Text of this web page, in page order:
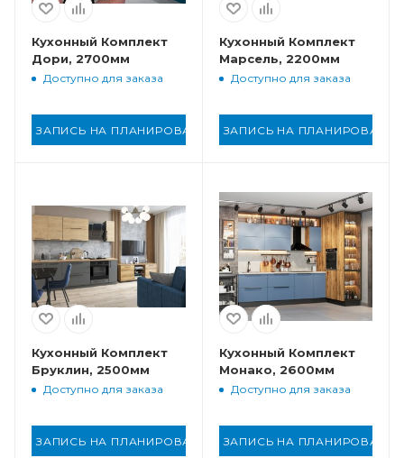
Кухонный Комплект
Дори, 2700мм
Доступно для заказа
ЗАПИСЬ НА ПЛАНИРОВАНИЕ
Кухонный Комплект
Марсель, 2200мм
Доступно для заказа
ЗАПИСЬ НА ПЛАНИРОВАНИЕ
Кухонный Комплект
Бруклин, 2500мм
Доступно для заказа
ЗАПИСЬ НА ПЛАНИРОВАНИЕ
Кухонный Комплект
Монако, 2600мм
Доступно для заказа
ЗАПИСЬ НА ПЛАНИРОВАНИЕ